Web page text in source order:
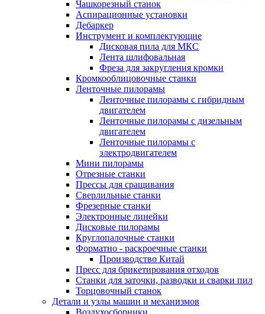
Чашкорезный станок
Аспирационные установки
Дебаркер
Инструмент и комплектующие
Дисковая пила для МКС
Лента шлифовальная
Фреза для закругления кромки
Кромкооблицовочные станки
Ленточные пилорамы
Ленточные пилорамы с гибридным
двигателем
Ленточные пилорамы с дизельным
двигателем
Ленточные пилорамы с
электродвигателем
Мини пилорамы
Отрезные станки
Прессы для сращивания
Сверлильные станки
Фрезерные станки
Электронные линейки
Дисковые пилорамы
Круглопалочные станки
Форматно - раскроечные станки
Производство Китай
Пресс для брикетирования отходов
Станки для заточки, разводки и сварки пил
Торцовочный станок
Детали и узлы машин и механизмов
Воздухосборники